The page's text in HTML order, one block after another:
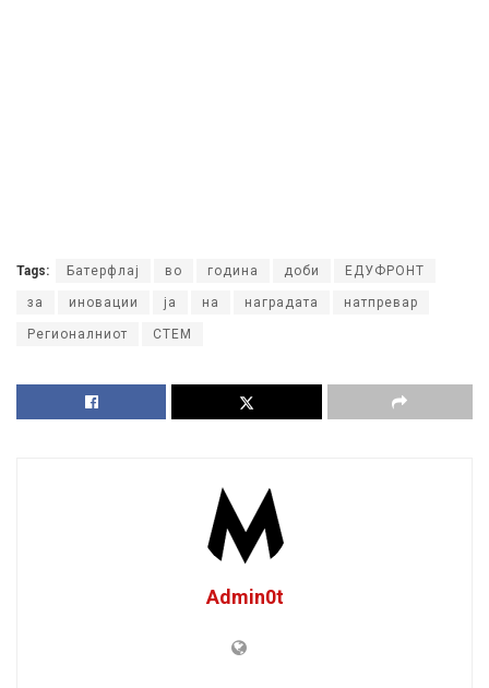
Tags: Батерфлај во година доби ЕДУФРОНТ
за иновации ја на наградата натпревар
Регионалниот СТЕМ
Admin0t